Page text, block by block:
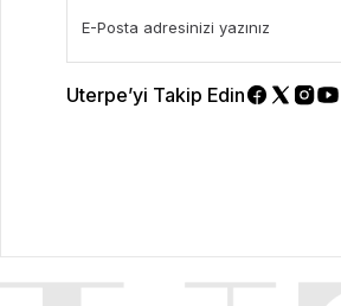
Uterpe’yi Takip Edin